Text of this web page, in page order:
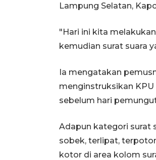
Lampung Selatan,
"Hari ini kita
kemudian surat suara
Ia mengatakan
menginstruksikan
sebelum hari
Adapun kategori surat
sobek, terlipat,
kotor di area kolom